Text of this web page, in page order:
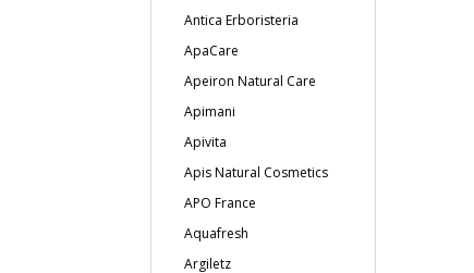
Antica Erboristeria
ApaCare
Apeiron Natural Care
Apimani
Apivita
Apis Natural Cosmetics
APO France
Aquafresh
Argiletz